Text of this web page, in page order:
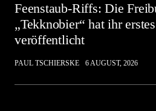
Feenstaub-Riffs: Die
„Tekknobier“ hat ihr
veröffentlicht
PAUL TSCHIERSKE 6 AUGUST, 2026